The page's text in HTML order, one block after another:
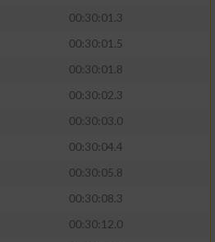
00:30:01.3
00:30:01.5
00:30:01.8
00:30:02.3
00:30:03.0
00:30:04.4
00:30:05.8
00:30:08.3
00:30:12.0
Daten zur Auswahl
angeforderten